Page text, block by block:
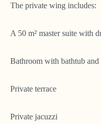
The private wing includes:
A 50 m² master suite with
Bathroom with bathtub
Private terrace
Private jacuzzi